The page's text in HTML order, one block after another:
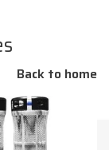
Back to home